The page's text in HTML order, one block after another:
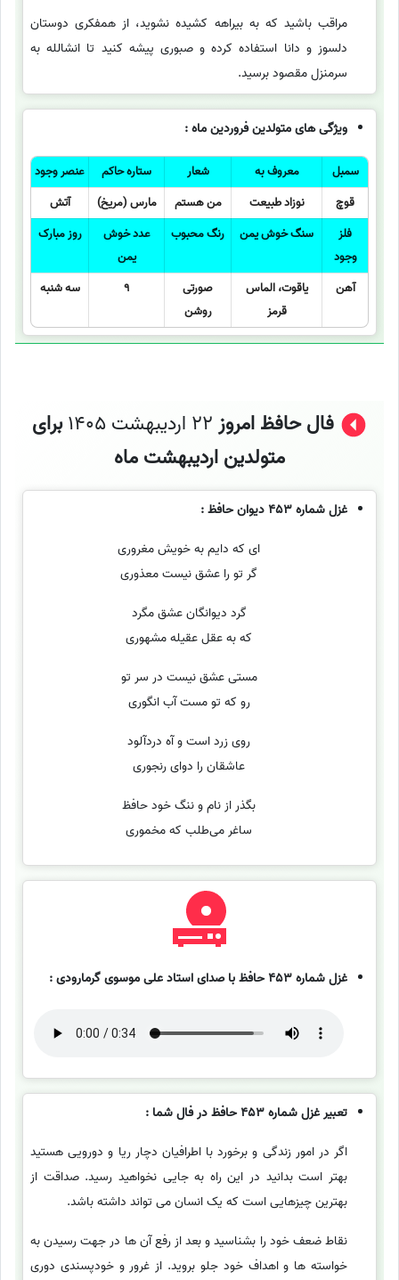
مراقب باشید که به بیراهه کشیده نشوید، از همفکری دوستان
دلسوز و دانا استفاده کرده و صبوری پیشه کنید تا انشالله به
سرمنزل مقصود برسید.
ویژگی های متولدین فروردین ماه :
سمبل معروف به شعار ستاره حاکم
عنصر وجود
قوچ
نوزاد طبیعت من هستم مارس (مریخ)
آتش
فلز
وجود
سنگ خوش یمن رنگ محبوب
عدد خوش
یمن
روز مبارک
آهن
یاقوت، الماس
قرمز
صورتی
روشن
9 سه شنبه
فال حافظ امروز
برای
متولدین اردیبهشت ماه
غزل شماره 453 دیوان حافظ :
ای که دایم به خویش مغروری
گر تو را عشق نیست معذوری
گرد دیوانگان عشق مگرد
که به عقل عقیله مشهوری
مستی عشق نیست در سر تو
رو که تو مست آب انگوری
روی زرد است و آه دردآلود
عاشقان را دوای رنجوری
بگذر از نام و ننگ خود حافظ
ساغر می‌طلب که مخموری
غزل شماره 453 حافظ با صدای استاد علی موسوی گرمارودی :
تعبیر غزل شماره 453 حافظ در فال شما :
اگر در امور زندگی و برخورد با اطرافیان دچار ریا و دورویی هستید
بهتر است بدانید در این راه به جایی نخواهید رسید. صداقت از
بهترین چیزهایی است که یک انسان می تواند داشته باشد.
نقاط ضعف خود را بشناسید و بعد از رفع آن ها در جهت رسیدن به
خواسته ها و اهداف خود جلو بروید. از غرور و خودپسندی دوری